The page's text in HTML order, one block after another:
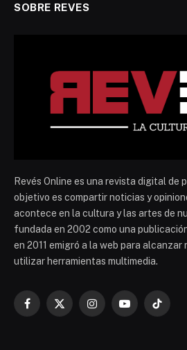
SOBRE REVES
Revés Online es una revista digital de
objetivo es compartir noticias y
acontece en la cultura y las artes de
fundada en 2002 como una
en 2011 emigró a la web para alcanzar
utilizar herramientas multimedia.
Facebook
X
InstagramYouTubeTikTok